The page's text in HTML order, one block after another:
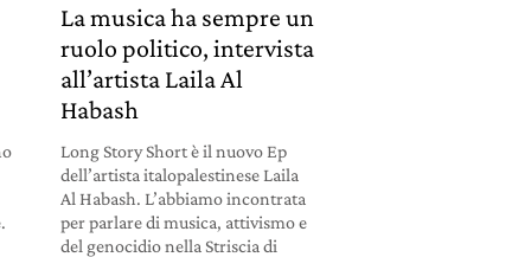
La musica ha sempre un
ruolo politico, intervista
all’artista Laila Al
Habash
Long Story Short è il nuovo Ep
dell’artista italopalestinese Laila
Al Habash. L’abbiamo incontrata
per parlare di musica, attivismo e
del genocidio nella Striscia di